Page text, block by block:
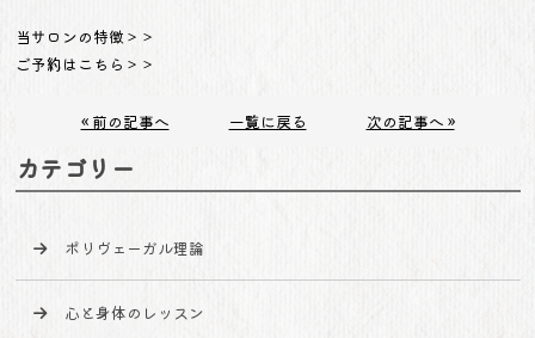
当サロンの特徴＞＞
ご予約はこちら＞＞
« 前の記事へ 一覧に戻る 次の記事へ »
カテゴリー
ポリヴェーガル理論
心と身体のレッスン